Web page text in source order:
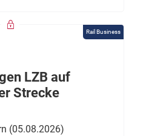
Rail Business
LZB auf
Strecke
(05.08.2026)